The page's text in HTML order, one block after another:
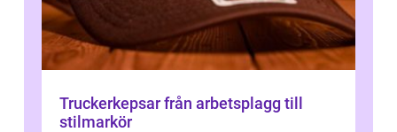
Truckerkepsar från arbetsplagg till
stilmarkör